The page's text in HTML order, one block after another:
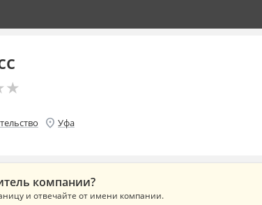
★
★
location_on Уфа
компании?
и отвечайте от имени компании.